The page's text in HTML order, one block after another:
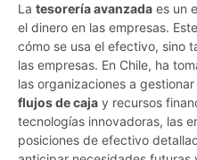
La tesorería avanzada es un
el dinero en las empresas.
cómo se usa el efectivo, sino
las empresas. En Chile, ha
las organizaciones a
flujos de caja y recursos
tecnologías innovadoras, las
posiciones de efectivo